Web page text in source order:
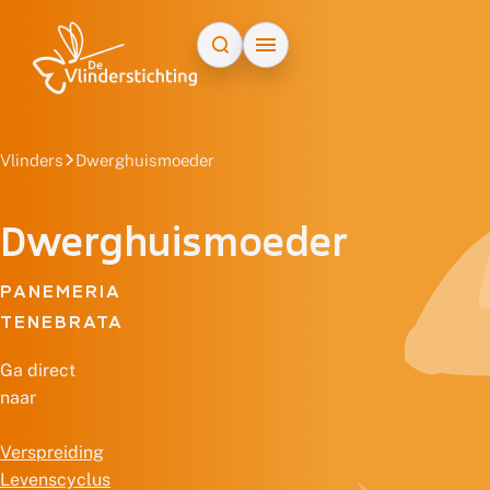
Vlinders Dwerghuismoeder
Dwerghuismoeder
PANEMERIA
TENEBRATA
Ga direct
naar
Verspreiding
Levenscyclus